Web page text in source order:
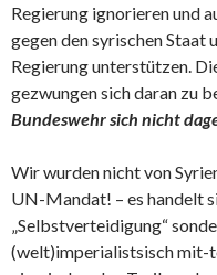
Regierung ignorieren und
gegen den syrischen Staat
Regierung unterstützen.
gezwungen sich daran zu
Bundeswehr sich nicht
Wir wurden nicht von
UN-Mandat! – es handelt
„Selbstverteidigung“
(welt)imperialistsisch mit-